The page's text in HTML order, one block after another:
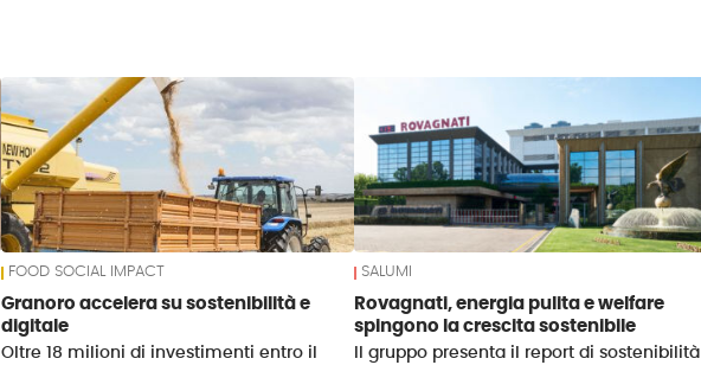
FOOD SOCIAL IMPACT
Granoro accelera su sostenibilità e
digitale
Oltre 18 milioni di investimenti entro il
SALUMI
Rovagnati, energia pulita e welfare
spingono la crescita sostenibile
Il gruppo presenta il report di sostenibilità